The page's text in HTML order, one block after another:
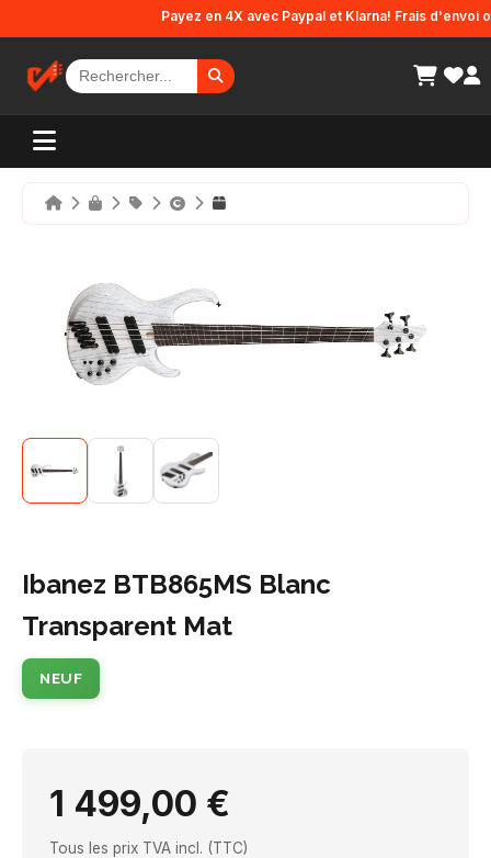
Payez en 4X avec Paypal et Klarna! Frais d'envoi
Ibanez BTB865MS Blanc
Transparent Mat
NEUF
1 499,00 €
Tous les prix TVA incl. (TTC)
Panneau de gestion des cookies